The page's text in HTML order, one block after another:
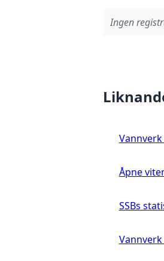
Ingen
Åpne
SSBs